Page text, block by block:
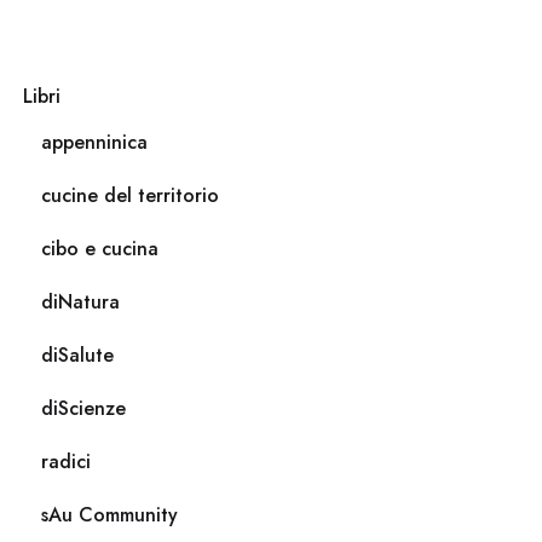
Libri
appenninica
cucine del territorio
cibo e cucina
diNatura
diSalute
diScienze
radici
sAu Community